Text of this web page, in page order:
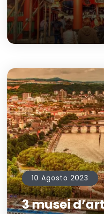
10 Agosto 2023
3 musei